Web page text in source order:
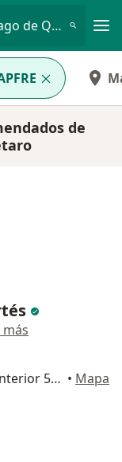
Dentista - Odontólogo • Santiago de Querétaro, Querétaro
de
Avenida Universidad 50-Oriente, interior 55, Col Centro, Santiago de Querétaro • Mapa